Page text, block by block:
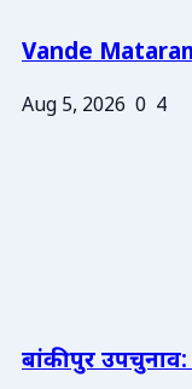
Vande
Aug 5, 2026 0 4
बांकीपुर